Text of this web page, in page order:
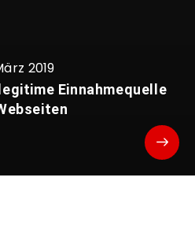
2019
Einnahmequelle